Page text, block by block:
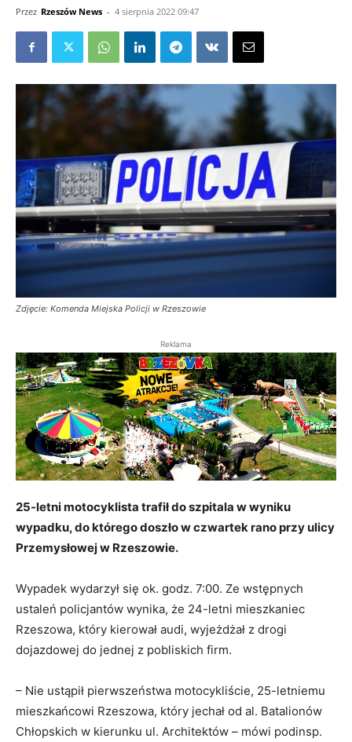
Przez Rzeszów News - 4 sierpnia 2022 09:47
Zdjęcie: Komenda Miejska Policji w Rzeszowie
Reklama
25-letni motocyklista trafił do szpitala w wyniku
wypadku, do którego doszło w czwartek rano przy ulicy
Przemysłowej w Rzeszowie.
Wypadek wydarzył się ok. godz. 7:00. Ze wstępnych
ustaleń policjantów wynika, że 24-letni mieszkaniec
Rzeszowa, który kierował audi, wyjeżdżał z drogi
dojazdowej do jednej z pobliskich firm.
– Nie ustąpił pierwszeństwa motocykliście, 25-letniemu
mieszkańcowi Rzeszowa, który jechał od al. Batalionów
Chłopskich w kierunku ul. Architektów – mówi podinsp.